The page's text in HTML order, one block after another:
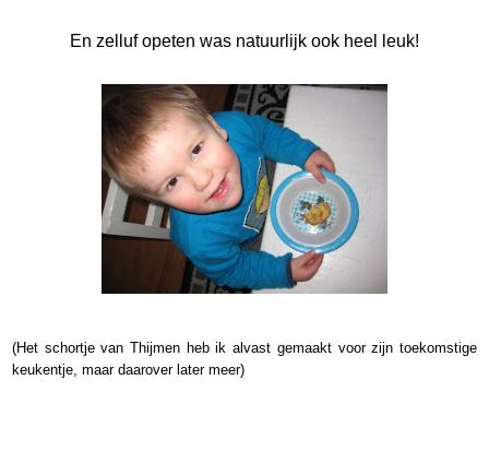
En zelluf opeten was natuurlijk ook heel leuk!
(Het schortje van Thijmen heb ik alvast gemaakt voor zijn toekomstige
keukentje, maar daarover later meer)